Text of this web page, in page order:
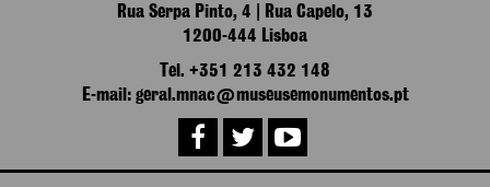
Rua Serpa Pinto, 4 | Rua Capelo, 13
1200-444 Lisboa
Tel. +351 213 432 148
E-mail: geral.mnac@museusemonumentos.pt